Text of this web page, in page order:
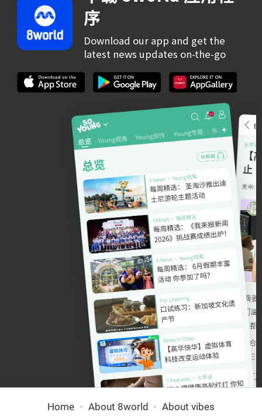
序
Download our app and get the
latest news updates on-the-go
Home About 8world About vibes